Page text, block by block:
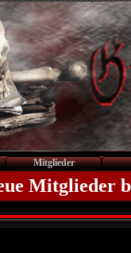
Mitglieder
Mitglieder